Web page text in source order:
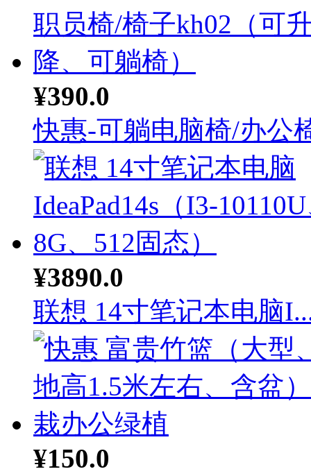
¥390.0
快惠-可躺电脑椅/办公
¥3890.0
联想 14寸笔记本电脑
¥150.0